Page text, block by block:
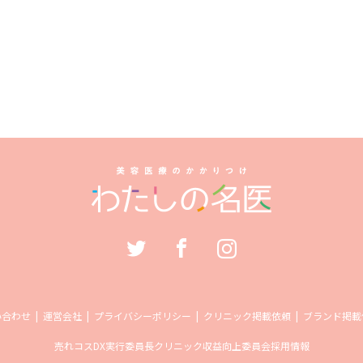
わせ 運営会社 プライバシーポリシー クリニック掲載依頼 ブランド掲
売れコスDX実行委員長クリニック収益向上委員会採用情報